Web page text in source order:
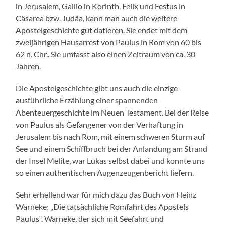
in Jerusalem, Gallio in Korinth, Felix und Festus in
Cäsarea bzw. Judäa, kann man auch die weitere
Apostelgeschichte gut datieren. Sie endet mit dem
zweijährigen Hausarrest von Paulus in Rom von 60 bis
62 n. Chr.. Sie umfasst also einen Zeitraum von ca. 30
Jahren.
Die Apostelgeschichte gibt uns auch die einzige
ausführliche Erzählung einer spannenden
Abenteuergeschichte im Neuen Testament. Bei der Reise
von Paulus als Gefangener von der Verhaftung in
Jerusalem bis nach Rom, mit einem schweren Sturm auf
See und einem Schiffbruch bei der Anlandung am Strand
der Insel Melite, war Lukas selbst dabei und konnte uns
so einen authentischen Augenzeugenbericht liefern.
Sehr erhellend war für mich dazu das Buch von Heinz
Warneke: „Die tatsächliche Romfahrt des Apostels
Paulus“. Warneke, der sich mit Seefahrt und